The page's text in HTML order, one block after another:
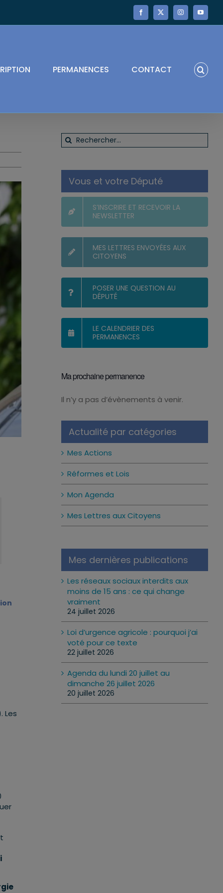
Facebook
X InstagramYouTube
PERMANENCES CONTACT
Les
Rechercher:
Vous et votre Député
S’INSCRIRE ET RECEVOIR LA
NEWSLETTER
MES LETTRES ENVOYÉES AUX
CITOYENS
POSER UNE QUESTION AU
DÉPUTÉ
LE CALENDRIER DES
PERMANENCES
Ma prochaine permanence
Notice
Il n’y a pas d’évènements à venir.
Actualité par catégories
Mes Actions
Réformes et Lois
Mon Agenda
Mes Lettres aux Citoyens
Mes dernières publications
Les réseaux sociaux interdits aux
moins de 15 ans : ce qui change
vraiment
24 juillet 2026
Loi d’urgence agricole : pourquoi j’ai
voté pour ce texte
22 juillet 2026
Agenda du lundi 20 juillet au
dimanche 26 juillet 2026
20 juillet 2026